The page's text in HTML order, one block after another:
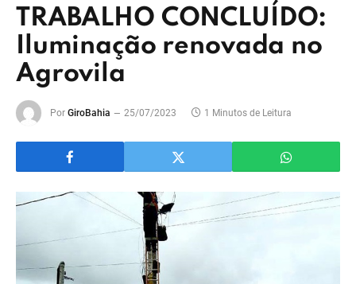
TRABALHO CONCLUÍDO:
Iluminação renovada no
Agrovila
Por GiroBahia 25/07/2023 1 Minutos de Leitura